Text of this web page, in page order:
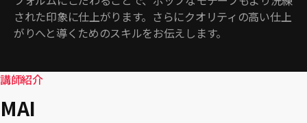
された印象に仕上がります。さらにクオリティの高い仕上
がりへと導くためのスキルをお伝えします。
講師紹介
MAI